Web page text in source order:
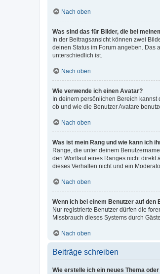
Nach oben
Was sind das für Bilder, die bei
In der Beitragsansicht können zwei
deinen Status im Forum angeben. Das
unterschiedlich ist.
Nach oben
Wie verwende ich einen Avatar?
In deinem persönlichen Bereich
ob und wie die Benutzer Avatare
Nach oben
Was ist mein Rang und wie kann ich
Ränge, die unter deinem
den Wortlaut eines Ranges nicht
dieses Verhalten nicht und ein
Nach oben
Wenn ich bei einem Benutzer auf
Nur registrierte Benutzer dürfen die
Missbrauch dieses Systems durch
Nach oben
Beiträge schreiben
Wie erstelle ich ein neues Thema